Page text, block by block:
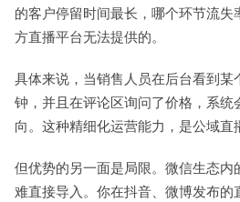
的客户停留时间最长，哪个环节流失
方直播平台无法提供的。
具体来说，当销售人员在后台看到某
钟，并且在评论区询问了价格，系统
向。这种精细化运营能力，是公域直
但优势的另一面是局限。微信生态内
难直接导入。你在抖音、微博发布的